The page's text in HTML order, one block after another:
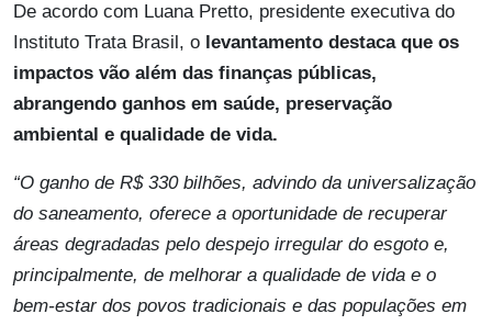
De acordo com Luana Pretto, presidente executiva do
Instituto Trata Brasil, o levantamento destaca que os
impactos vão além das finanças públicas,
abrangendo ganhos em saúde, preservação
ambiental e qualidade de vida.
“O ganho de R$ 330 bilhões, advindo da universalização
do saneamento, oferece a oportunidade de recuperar
áreas degradadas pelo despejo irregular do esgoto e,
principalmente, de melhorar a qualidade de vida e o
bem-estar dos povos tradicionais e das populações em